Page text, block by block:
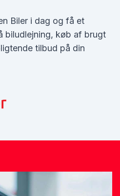
Biler i dag og få et
køb af brugt
tilbud på din